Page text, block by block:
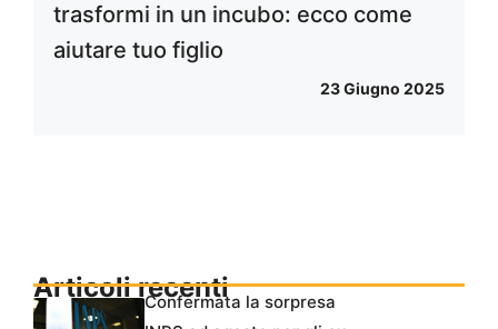
trasformi in un incubo: ecco come
aiutare tuo figlio
23 Giugno 2025
Articoli recentiConfermata la sorpresa